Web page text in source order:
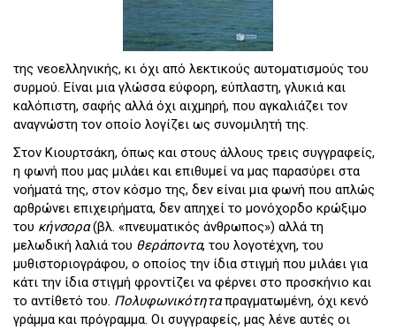
της νεοελληνικής, κι όχι από λεκτικούς αυτοματισμούς του
συρμού. Είναι μια γλώσσα εύφορη, εύπλαστη, γλυκιά και
καλόπιστη, σαφής αλλά όχι αιχμηρή, που αγκαλιάζει τον
αναγνώστη τον οποίο λογίζει ως συνομιλητή της.
Στον Κιουρτσάκη, όπως και στους άλλους τρεις συγγραφείς,
η φωνή που μας μιλάει και επιθυμεί να μας παρασύρει στα
νοήματά της, στον κόσμο της, δεν είναι μια φωνή που απλώς
αρθρώνει επιχειρήματα, δεν απηχεί το μονόχορδο κρώξιμο
του κήνσορα(βλ. «πνευματικός άνθρωπος») αλλά τη
μελωδική λαλιά του θεράποντα, του λογοτέχνη, του
μυθιστοριογράφου, ο οποίος την ίδια στιγμή που μιλάει για
κάτι την ίδια στιγμή φροντίζει να φέρνει στο προσκήνιο και
το αντίθετό του. Πολυφωνικότηταπραγματωμένη, όχι κενό
γράμμα και πρόγραμμα. Οι συγγραφείς, μας λένε αυτές οι